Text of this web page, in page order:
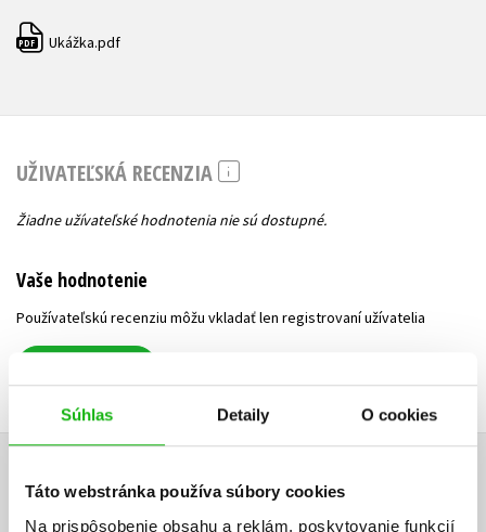
Súhlas Detaily O cookies
Táto webstránka používa súbory cookies
Na prispôsobenie obsahu a reklám, poskytovanie funkcií
PDF Ukážka.pdf
UŽIVATEĽSKÁ RECENZIA
Žiadne užívateľské hodnotenia nie sú dostupné.
Vaše hodnotenie
Používateľskú recenziu môžu vkladať len registrovaní užívatelia